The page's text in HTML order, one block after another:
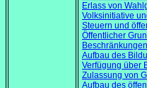
Erlass von
Volksinitiative
Steuern und
Öffentlicher
Aufbau des
Verfügung über
Zulassung von
Aufbau des